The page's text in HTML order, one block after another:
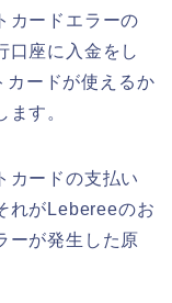
カードエラーの
口座に入金をし
カードが使えるか
す。
カードの支払い
れがLebereeのお
ーが発生した原